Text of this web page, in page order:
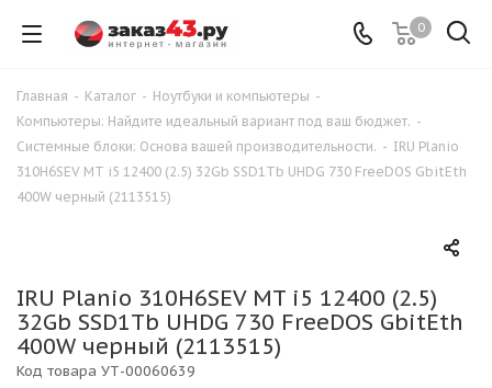
0
Главная - Каталог - Ноутбуки и компьютеры -
Компьютеры: Найдите идеальный вариант под ваш бюджет. -
Системные блоки: Основа вашей производительности. - IRU Planio
310H6SEV MT i5 12400 (2.5) 32Gb SSD1Tb UHDG 730 FreeDOS GbitEth
400W черный (2113515)
IRU Planio 310H6SEV MT i5 12400 (2.5)
32Gb SSD1Tb UHDG 730 FreeDOS GbitEth
400W черный (2113515)
Код товара УТ-00060639